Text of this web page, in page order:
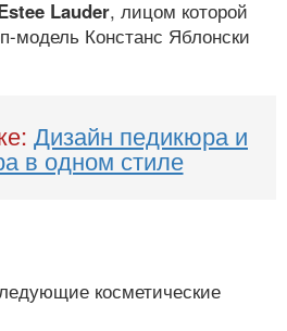
Lauder, лицом которой
модель Констанс Яблонски
Дизайн педикюра и
в одном стиле
косметические